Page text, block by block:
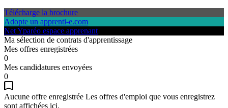
Télécharge la brochure
Adopte un apprenti-e.com
Net Yparéo espace apprenant
Ma sélection de contrats d'apprentissage
Mes offres enregistrées
0
Mes candidatures envoyées
0
Aucune offre enregistrée Les offres d'emploi que vous enregistrez
sont affichées ici.